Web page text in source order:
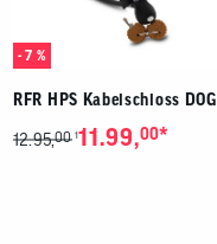
- 7 %
RFR HPS Kabelschloss DOG
12.95,00 111.99,00*